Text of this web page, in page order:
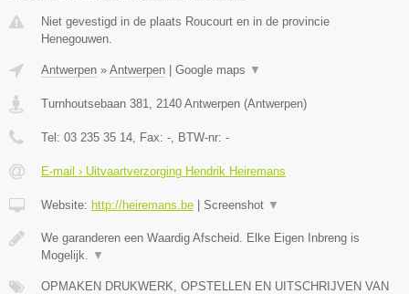
Niet gevestigd in de plaats Roucourt en in de provincie
Henegouwen.
Antwerpen » Antwerpen Google maps ▼
Turnhoutsebaan 381 2140 Antwerpen (Antwerpen)
Tel: 03 235 35 14 , Fax: - , BTW-nr: -
E-mail › Uitvaartverzorging Hendrik Heiremans
Website: http://heiremans.be Screenshot ▼
We garanderen een Waardig Afscheid. Elke Eigen Inbreng is
Mogelijk.
▼
OPMAKEN DRUKWERK, OPSTELLEN EN UITSCHRIJVEN VAN